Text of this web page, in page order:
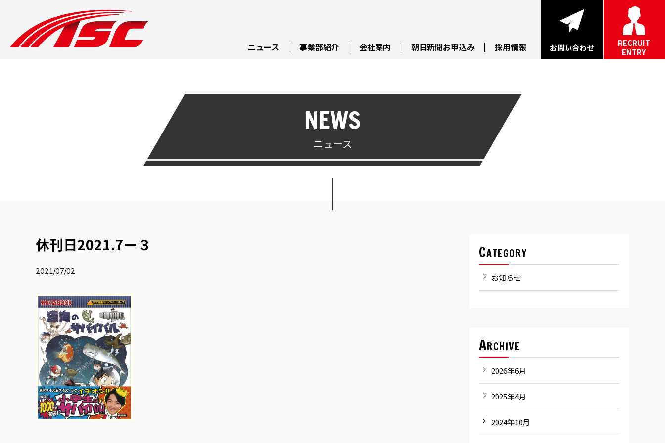
ニュース 事業部紹介 会社案内 朝日新聞お申込み 採用情報 お問い合わせ
RECRUIT
ENTRY
NEWS
ニュース
休刊日2021.7ー３
2021/07/02
Category
お知らせ
Archive
2026年6月
2025年4月
2024年10月